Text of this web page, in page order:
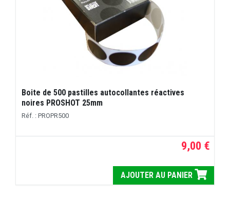
Boite de 500 pastilles autocollantes réactives
noires PROSHOT 25mm
Réf. : PROPR500
9,00 €
AJOUTER AU PANIER